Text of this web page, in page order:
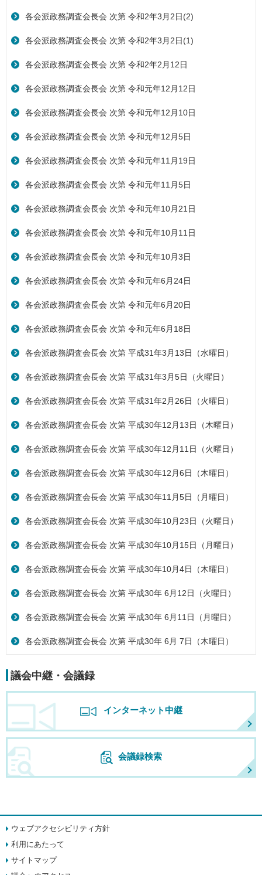
各会派政務調査会長会 次第 令和2年3月2日(2)
各会派政務調査会長会 次第 令和2年3月2日(1)
各会派政務調査会長会 次第 令和2年2月12日
各会派政務調査会長会 次第 令和元年12月12日
各会派政務調査会長会 次第 令和元年12月10日
各会派政務調査会長会 次第 令和元年12月5日
各会派政務調査会長会 次第 令和元年11月19日
各会派政務調査会長会 次第 令和元年11月5日
各会派政務調査会長会 次第 令和元年10月21日
各会派政務調査会長会 次第 令和元年10月11日
各会派政務調査会長会 次第 令和元年10月3日
各会派政務調査会長会 次第 令和元年6月24日
各会派政務調査会長会 次第 令和元年6月20日
各会派政務調査会長会 次第 令和元年6月18日
各会派政務調査会長会 次第 平成31年3月13日（水曜日）
各会派政務調査会長会 次第 平成31年3月5日（火曜日）
各会派政務調査会長会 次第 平成31年2月26日（火曜日）
各会派政務調査会長会 次第 平成30年12月13日（木曜日）
各会派政務調査会長会 次第 平成30年12月11日（火曜日）
各会派政務調査会長会 次第 平成30年12月6日（木曜日）
各会派政務調査会長会 次第 平成30年11月5日（月曜日）
各会派政務調査会長会 次第 平成30年10月23日（火曜日）
各会派政務調査会長会 次第 平成30年10月15日（月曜日）
各会派政務調査会長会 次第 平成30年10月4日（木曜日）
各会派政務調査会長会 次第 平成30年 6月12日（火曜日）
各会派政務調査会長会 次第 平成30年 6月11日（月曜日）
各会派政務調査会長会 次第 平成30年 6月 7日（木曜日）
議会中継・会議録
インターネット中継
会議録検索
ウェブアクセシビリティ方針
利用にあたって
サイトマップ